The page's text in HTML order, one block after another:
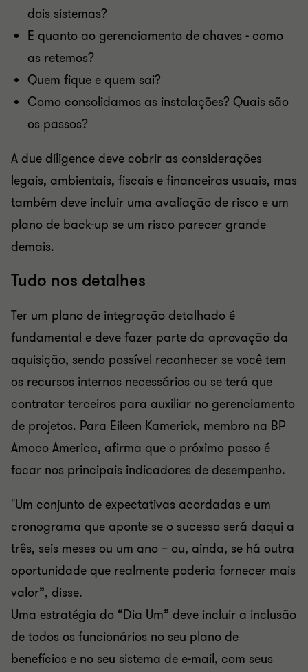
dois sistemas?
E quanto ao gerenciamento de chaves - como
as retemos?
Quem fique e quem sai?
Como consolidamos as instalações? Quais são
os passos?
A due diligence deve cobrir as considerações
legais, ambientais, fiscais e financeiras usuais, mas
também deve incluir uma avaliação de risco e um
plano de back-up se um risco parecer grande
demais.
Tudo nos detalhes
Ter um plano de integração detalhado é
fundamental e deve fazer parte da aprovação da
aquisição, sendo possível reconhecer se você tem
os recursos internos necessários ou se terá que
contratar terceiros para auxiliar no gerenciamento
de projetos. Para Eileen Kamerick, membro na BP
Amoco America, afirma que o próximo passo é
focar nos principais indicadores de desempenho.
"Um conjunto de expectativas acordadas e um
cronograma que aponte se o sucesso será daqui a
três, seis meses ou um ano – ou, ainda, se há outra
oportunidade que realmente poderia fornecer mais
valor”, disse.
Uma estratégia do “Dia Um” deve incluir a inclusão
de todos os funcionários no seu plano de
benefícios e no seu sistema de e-mail, com seus